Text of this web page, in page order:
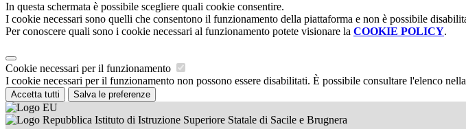
In questa schermata è possibile scegliere quali cookie consentire.
I cookie necessari sono quelli che consentono il funzionamento della piattaforma e non è possibile
Per conoscere quali sono i cookie necessari al funzionamento potete visionare la COOKIE POLICY.
Cookie necessari per il funzionamento
I cookie necessari per il funzionamento non possono essere disabilitati. È possibile consultare l'elenco
Accetta tutti Salva le preferenze
Istituto di Istruzione Superiore Statale di Sacile e Brugnera